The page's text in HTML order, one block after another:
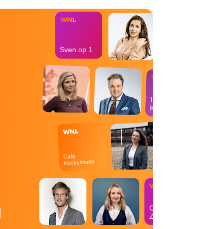
Op
Zondag
Café
Kockelmann
In de
Kantine
Sven op 1